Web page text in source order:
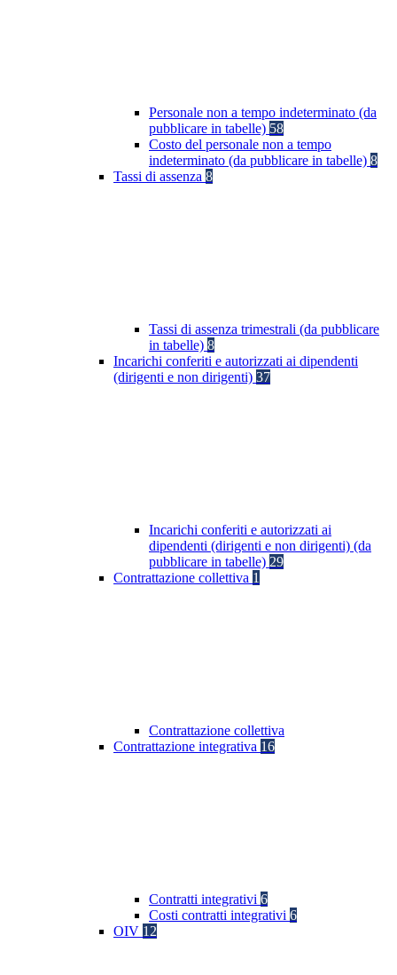
Personale non a tempo indeterminato (da
pubblicare in tabelle) 58
Costo del personale non a tempo
indeterminato (da pubblicare in tabelle) 8
Tassi di assenza 8
Tassi di assenza trimestrali (da pubblicare
in tabelle) 8
Incarichi conferiti e autorizzati ai dipendenti
(dirigenti e non dirigenti) 37
Incarichi conferiti e autorizzati ai
dipendenti (dirigenti e non dirigenti) (da
pubblicare in tabelle) 29
Contrattazione collettiva 1
Contrattazione collettiva
Contrattazione integrativa 16
Contratti integrativi 6
Costi contratti integrativi 6
OIV 12